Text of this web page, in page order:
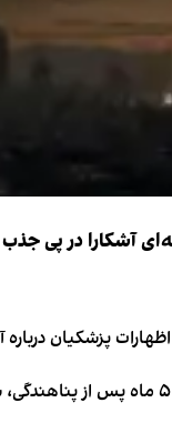
آشکارا در پی
پزشکیان درباره